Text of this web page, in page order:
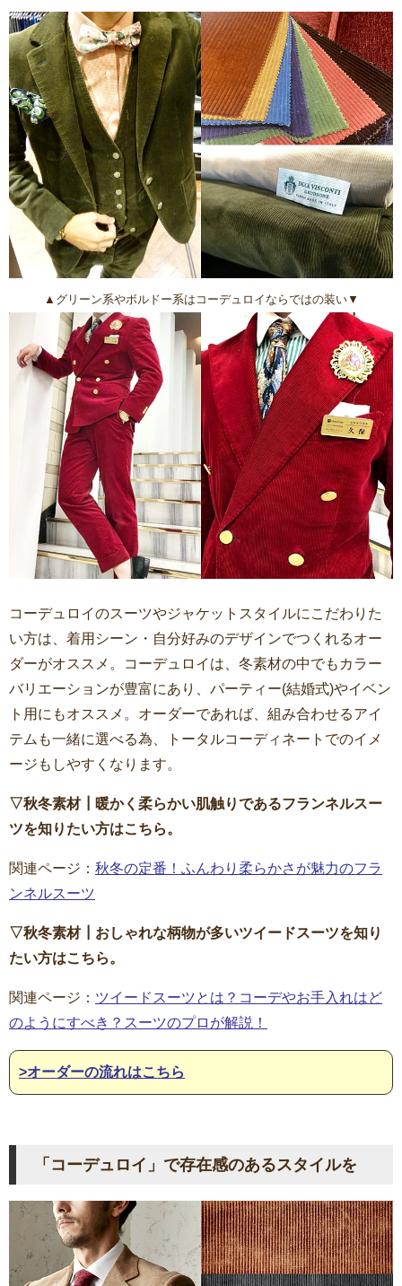
▲グリーン系やボルドー系はコーデュロイならではの装い▼
コーデュロイのスーツやジャケットスタイルにこだわりた
い方は、着用シーン・自分好みのデザインでつくれるオー
ダーがオススメ。コーデュロイは、冬素材の中でもカラー
バリエーションが豊富にあり、パーティー(結婚式)やイベン
ト用にもオススメ。オーダーであれば、組み合わせるアイ
テムも一緒に選べる為、トータルコーディネートでのイメ
ージもしやすくなります。
▽秋冬素材┃暖かく柔らかい肌触りであるフランネルスー
ツを知りたい方はこちら。
関連ページ： 秋冬の定番！ふんわり柔らかさが魅力のフラ
ンネルスーツ
▽秋冬素材┃おしゃれな柄物が多いツイードスーツを知り
たい方はこちら。
関連ページ： ツイードスーツとは？コーデやお手入れはど
のようにすべき？スーツのプロが解説！
>オーダーの流れはこちら
「コーデュロイ」で存在感のあるスタイルを